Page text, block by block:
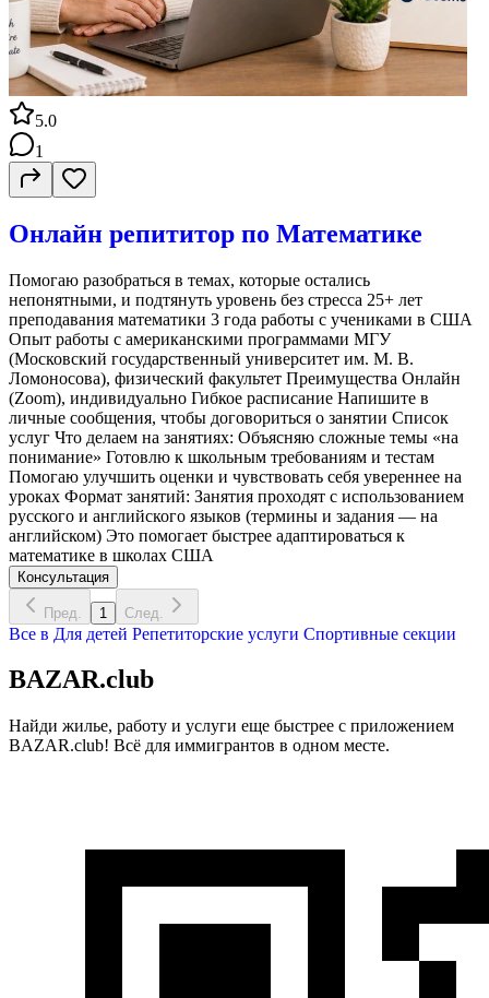
5.0
1
Онлайн репититор по Математике
Помогаю разобраться в темах, которые остались
непонятными, и подтянуть уровень без стресса 25+ лет
преподавания математики 3 года работы с учениками в США
Опыт работы с американскими программами МГУ
(Московский государственный университет им. М. В.
Ломоносова), физический факультет Преимущества Онлайн
(Zoom), индивидуально Гибкое расписание Напишите в
личные сообщения, чтобы договориться о занятии Список
услуг Что делаем на занятиях: Объясняю сложные темы «на
понимание» Готовлю к школьным требованиям и тестам
Помогаю улучшить оценки и чувствовать себя увереннее на
уроках Формат занятий: Занятия проходят с использованием
русского и английского языков (термины и задания — на
английском) Это помогает быстрее адаптироваться к
математике в школах США
Консультация
Пред. 1 След.
Все в Для детей Репетиторские услуги Спортивные секции
BAZAR.club
Найди жилье, работу и услуги еще быстрее с приложением
BAZAR.club! Всё для иммигрантов в одном месте.